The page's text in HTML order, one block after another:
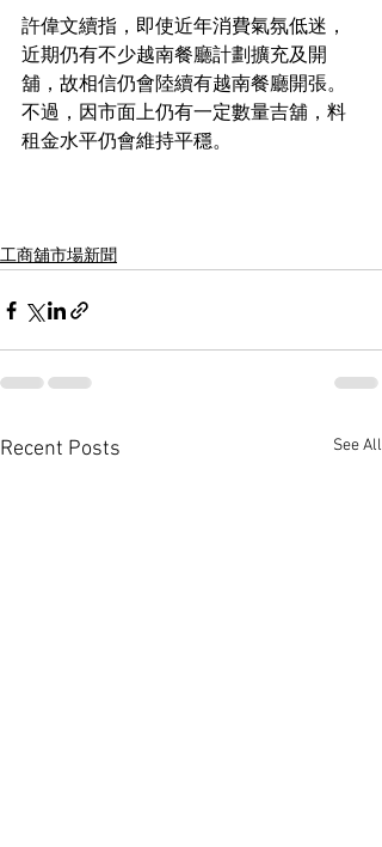
許偉文續指，即使近年消費氣氛低迷，
近期仍有不少越南餐廳計劃擴充及開
舖，故相信仍會陸續有越南餐廳開張。
不過，因市面上仍有一定數量吉舖，料
租金水平仍會維持平穩。
工商舖市場新聞
Recent Posts See All